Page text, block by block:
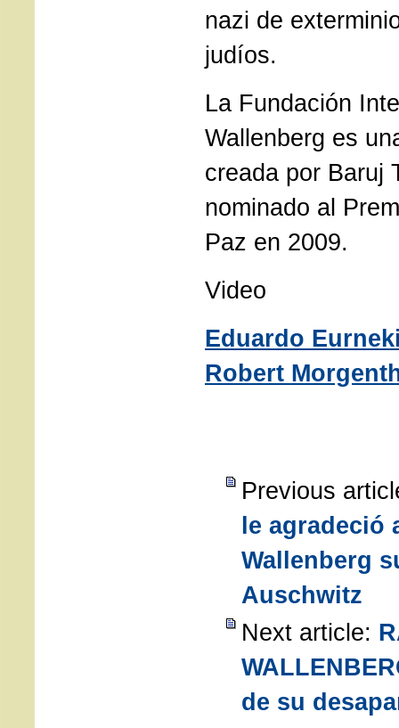
nazi de
judíos.
La Fundación
Wallenberg es
creada por Baruj
nominado al
Paz en 2009.
Video
Eduardo
Robert
Previous
le agradeció
Wallenberg
Auschwitz
Next article:
de su